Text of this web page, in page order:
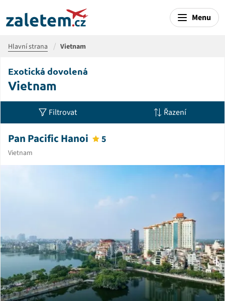
Menu
Hlavní strana Vietnam
Exotická dovolená
Vietnam
Filtrovat Řazení
Pan Pacific Hanoi 5
Vietnam